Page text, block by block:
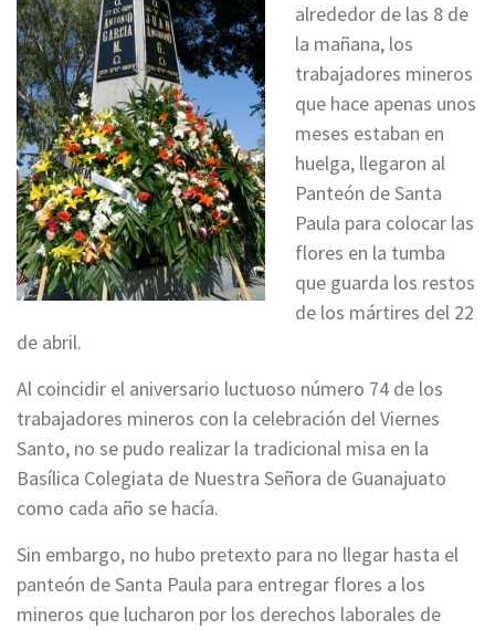
alrededor de las 8 de
la mañana, los
trabajadores mineros
que hace apenas unos
meses estaban en
huelga, llegaron al
Panteón de Santa
Paula para colocar las
flores en la tumba
que guarda los restos
de los mártires del 22
de abril.
Al coincidir el aniversario luctuoso número 74 de los
trabajadores mineros con la celebración del Viernes
Santo, no se pudo realizar la tradicional misa en la
Basílica Colegiata de Nuestra Señora de Guanajuato
como cada año se hacía.
Sin embargo, no hubo pretexto para no llegar hasta el
panteón de Santa Paula para entregar flores a los
mineros que lucharon por los derechos laborales de